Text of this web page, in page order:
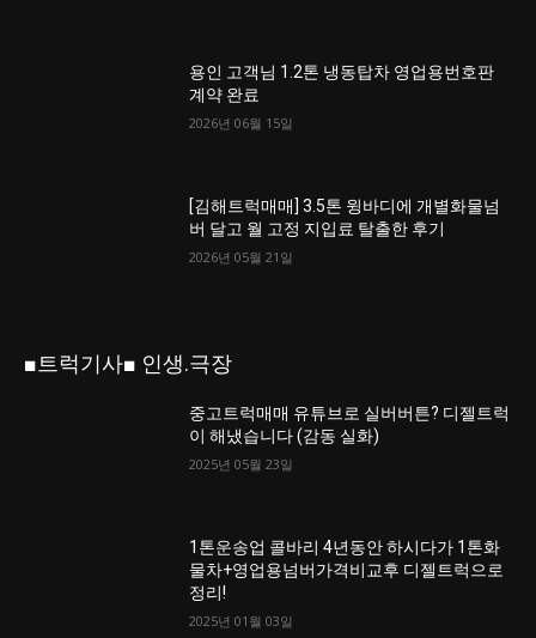
용인 고객님 1.2톤 냉동탑차 영업용번호판
계약 완료
2026년 06월 15일
[김해트럭매매] 3.5톤 윙바디에 개별화물넘
버 달고 월 고정 지입료 탈출한 후기
2026년 05월 21일
■트럭기사■ 인생.극장
중고트럭매매 유튜브로 실버버튼? 디젤트럭
이 해냈습니다 (감동 실화)
2025년 05월 23일
1톤운송업 콜바리 4년동안 하시다가 1톤화
물차+영업용넘버가격비교후 디젤트럭으로
정리!
2025년 01월 03일